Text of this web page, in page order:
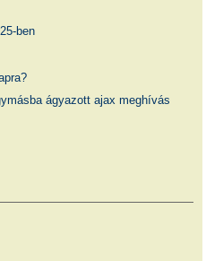
ben
ágyazott ajax meghívás